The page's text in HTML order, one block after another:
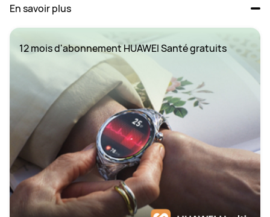
En savoir plus
12 mois d'abonnement HUAWEI Santé gratuits